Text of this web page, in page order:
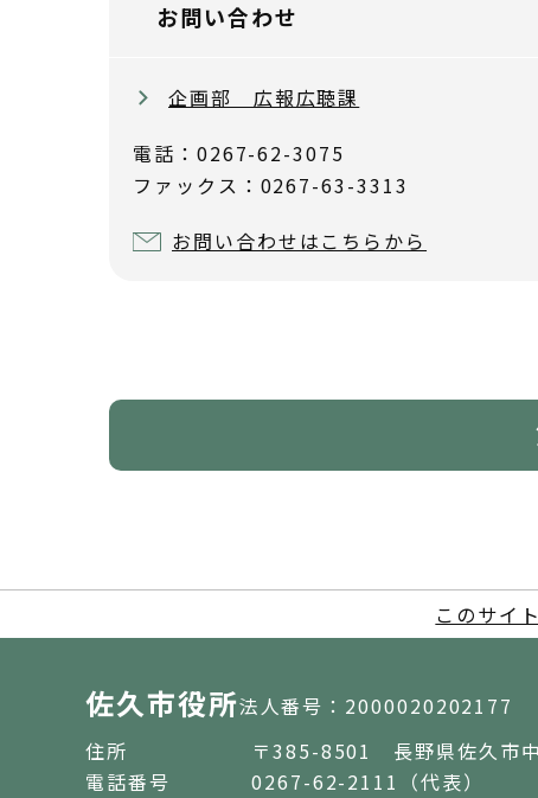
お問い合わせ
企画部 広報広聴課
電話：0267-62-3075
ファックス：0267-63-3313
お問い合わせはこちらから
このサイ
佐久市役所法人番号：2000020202177
住所
〒385-8501 長野県佐久市
電話番号
0267-62-2111（代表）